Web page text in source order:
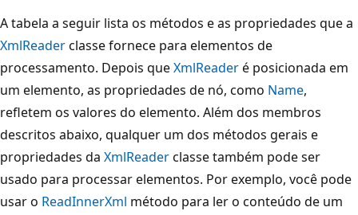
A tabela a seguir lista os métodos e as propriedades que a
XmlReaderclasse fornece para elementos de
processamento. Depois queXmlReaderé posicionada em
um elemento, as propriedades de nó, como Name,
refletem os valores do elemento. Além dos membros
descritos abaixo, qualquer um dos métodos gerais e
propriedades da XmlReaderclasse também pode ser
usado para processar elementos. Por exemplo, você pode
usar o ReadInnerXml método para ler o conteúdo de um